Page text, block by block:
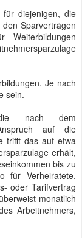
für diejenigen, die
Sparverträgen
Je nach
sein.
nach dem
auf die
trifft das auf etwa
erhält,
bis zu
für Verheiratete.
oder Tarifvertrag
monatlich
Arbeitnehmers,